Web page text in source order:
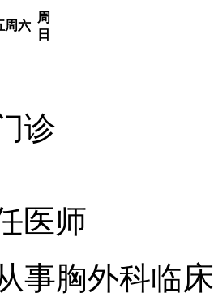
周六
周
日
诊
医师
事胸外科临